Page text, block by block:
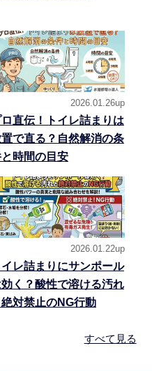
2026.01.26up
ロ直伝！トイレ詰まりは
置で直る？自然解消の条
時間の目安
2026.01.22up
イレ詰まりにサンポール
効く？酸性で溶ける汚れ
絶対禁止のNG行動
すべて見る